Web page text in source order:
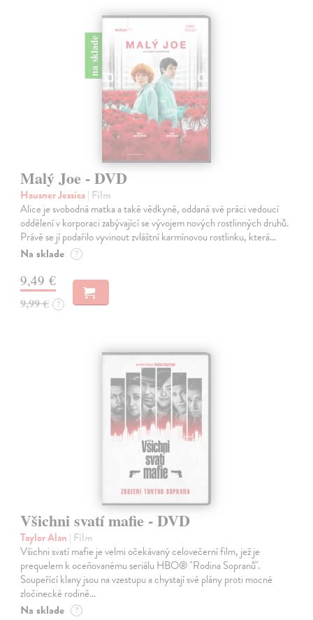
na sklade
Malý Joe - DVD
Hausner Jessica| Film
Alice je svobodná matka a také vědkyně, oddaná své práci vedoucí
oddělení v korporaci zabývající se vývojem nových rostlinných druhů.
Právě se jí podařilo vyvinout zvláštní karmínovou rostlinku, která…
Na sklade ?
9,49 €
9,99 € ?
Všichni svatí mafie - DVD
Taylor Alan | Film
Všichni svatí mafie je velmi očekávaný celovečerní film, jež je
prequelem k oceňovanému seriálu HBO® "Rodina Sopranů".
Soupeřící klany jsou na vzestupu a chystají své plány proti mocné
zločinecké rodině…
Na sklade ?